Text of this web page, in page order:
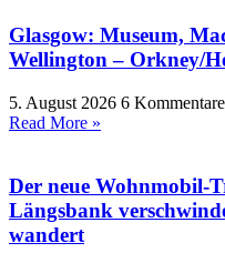
Glasgow: Museum,
Wellington – Orkney/
5. August 2026 6 Kommentare
Read More »
Der neue Wohnmobil-
Längsbank
wandert